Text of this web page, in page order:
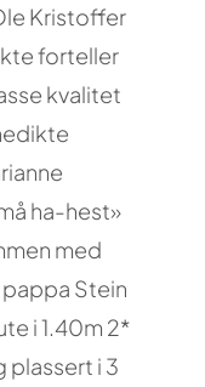
Kristoffer
forteller
kvalitet
ha-hest»
med
Stein
i 1.40m 2*
plassert i 3